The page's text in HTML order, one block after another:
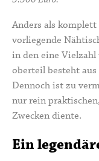
Anders als
vorliegende
in den eine Vielzahl
oberteil besteht
Dennoch ist zu
nur rein
Zwecken diente.
Ein